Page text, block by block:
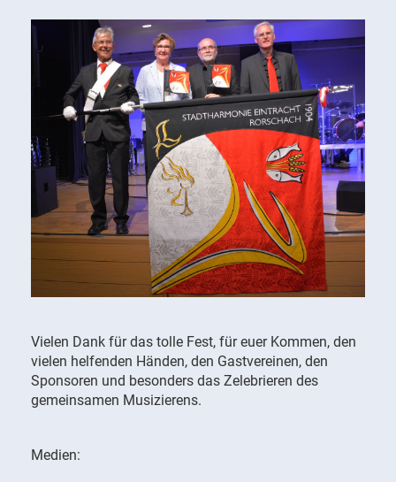
Vielen Dank für das tolle Fest, für euer Kommen, den
vielen helfenden Händen, den Gastvereinen, den
Sponsoren und besonders das Zelebrieren des
gemeinsamen Musizierens.
Medien: